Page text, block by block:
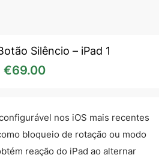
Silêncio – iPad 1
€69.00
nos iOS mais recentes
bloqueio de rotação ou modo
reação do iPad ao alternar